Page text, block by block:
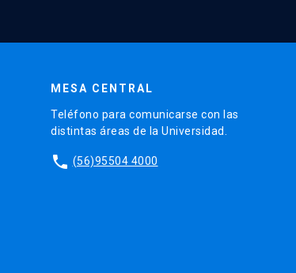
MESA CENTRAL
Teléfono para comunicarse con las
distintas áreas de la Universidad.
phone (56)95504 4000